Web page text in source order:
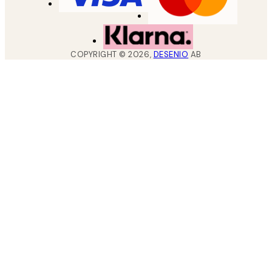
COPYRIGHT ©2026, DESENIO AB